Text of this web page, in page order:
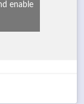
enable